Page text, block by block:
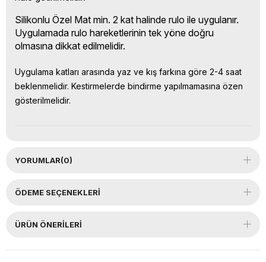
Silikonlu Özel Mat min. 2 kat halinde rulo ile uygulanır.
Uygulamada rulo hareketlerinin tek yöne doğru
olmasına dikkat edilmelidir.
Uygulama katları arasında yaz ve kış farkına göre 2-4 saat
beklenmelidir. Kestirmelerde bindirme yapılmamasına özen
gösterilmelidir.
YORUMLAR(0)
ÖDEME SEÇENEKLERI
ÜRÜN ÖNERILERI